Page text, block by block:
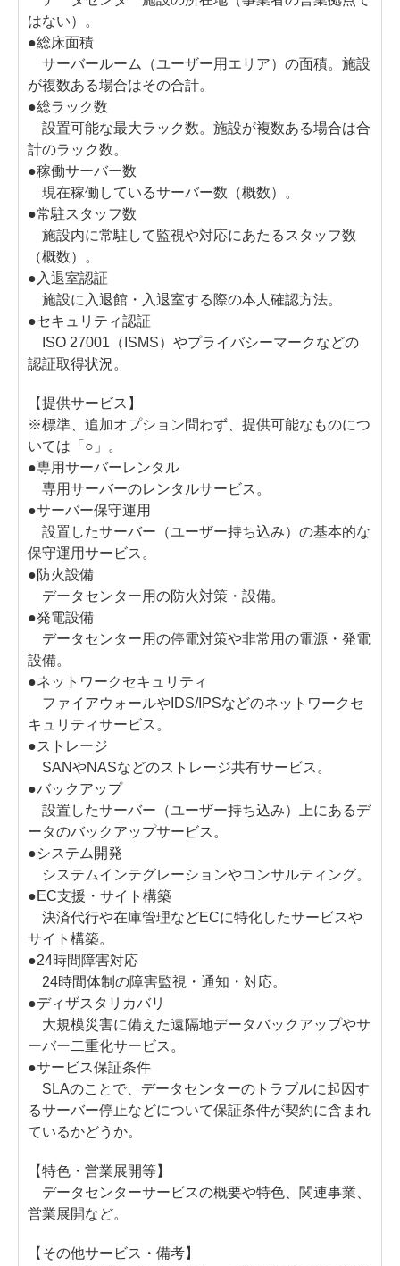
はない）。
●総床面積
サーバールーム（ユーザー用エリア）の面積。施設
が複数ある場合はその合計。
●総ラック数
設置可能な最大ラック数。施設が複数ある場合は合
計のラック数。
●稼働サーバー数
現在稼働しているサーバー数（概数）。
●常駐スタッフ数
施設内に常駐して監視や対応にあたるスタッフ数
（概数）。
●入退室認証
施設に入退館・入退室する際の本人確認方法。
●セキュリティ認証
ISO 27001（ISMS）やプライバシーマークなどの
認証取得状況。
【提供サービス】
※標準、追加オプション問わず、提供可能なものにつ
いては「○」。
●専用サーバーレンタル
専用サーバーのレンタルサービス。
●サーバー保守運用
設置したサーバー（ユーザー持ち込み）の基本的な
保守運用サービス。
●防火設備
データセンター用の防火対策・設備。
●発電設備
データセンター用の停電対策や非常用の電源・発電
設備。
●ネットワークセキュリティ
ファイアウォールやIDS/IPSなどのネットワークセ
キュリティサービス。
●ストレージ
SANやNASなどのストレージ共有サービス。
●バックアップ
設置したサーバー（ユーザー持ち込み）上にあるデ
ータのバックアップサービス。
●システム開発
システムインテグレーションやコンサルティング。
●EC支援・サイト構築
決済代行や在庫管理などECに特化したサービスや
サイト構築。
●24時間障害対応
24時間体制の障害監視・通知・対応。
●ディザスタリカバリ
大規模災害に備えた遠隔地データバックアップやサ
ーバー二重化サービス。
●サービス保証条件
SLAのことで、データセンターのトラブルに起因す
るサーバー停止などについて保証条件が契約に含まれ
ているかどうか。
【特色・営業展開等】
データセンターサービスの概要や特色、関連事業、
営業展開など。
【その他サービス・備考】